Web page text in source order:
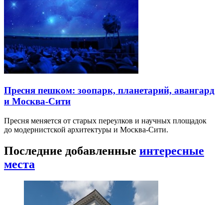
Пресня пешком: зоопарк, планетарий, авангард
и Москва-Сити
Пресня меняется от старых переулков и научных площадок
до модернистской архитектуры и Москва-Сити.
Последние добавленные интересные
места